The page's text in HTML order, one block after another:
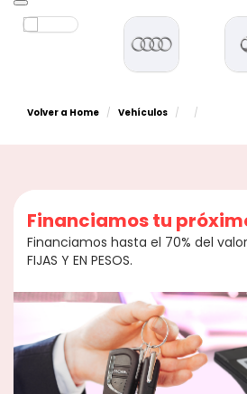
Volver a Home Vehículos
Financiamos tu
Financiamos hasta el 70% del
FIJAS Y EN PESOS.